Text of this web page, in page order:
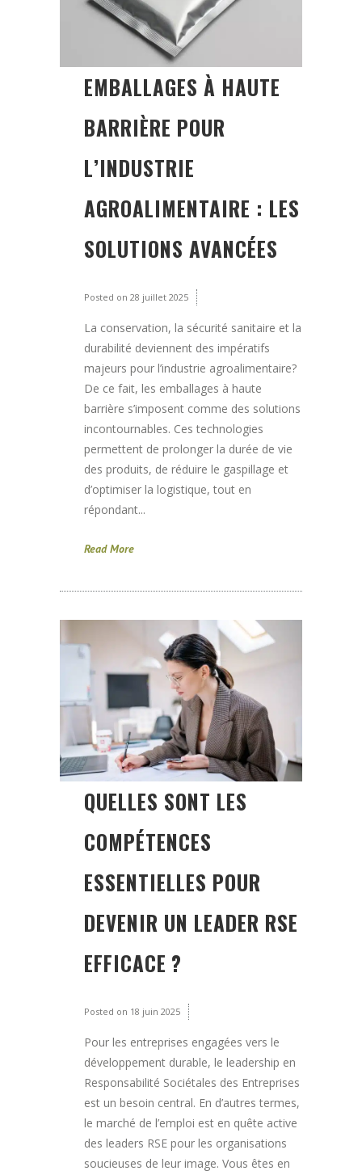
EMBALLAGES À HAUTE
BARRIÈRE POUR
L’INDUSTRIE
AGROALIMENTAIRE : LES
SOLUTIONS AVANCÉES
Posted on 28 juillet 2025
La conservation, la sécurité sanitaire et la
durabilité deviennent des impératifs
majeurs pour l’industrie agroalimentaire?
De ce fait, les emballages à haute
barrière s’imposent comme des solutions
incontournables. Ces technologies
permettent de prolonger la durée de vie
des produits, de réduire le gaspillage et
d’optimiser la logistique, tout en
répondant...
Read More
QUELLES SONT LES
COMPÉTENCES
ESSENTIELLES POUR
DEVENIR UN LEADER RSE
EFFICACE ?
Posted on 18 juin 2025
Pour les entreprises engagées vers le
développement durable, le leadership en
Responsabilité Sociétales des Entreprises
est un besoin central. En d’autres termes,
le marché de l’emploi est en quête active
des leaders RSE pour les organisations
soucieuses de leur image. Vous êtes en